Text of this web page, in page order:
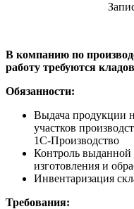
В компанию по
работу требуются
Обязанности:
Выдача продукции
участков
1С-Производство
Контроль
изготовления и
Инвентаризация
Требования: